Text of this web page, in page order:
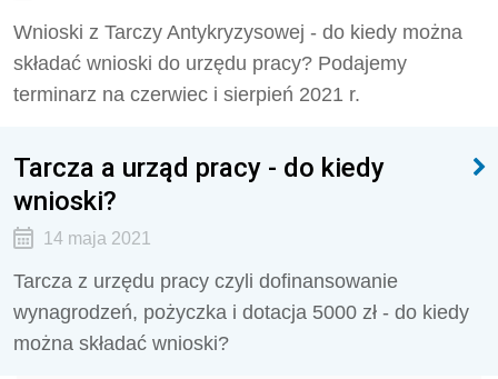
Wnioski z Tarczy Antykryzysowej - do kiedy można
składać wnioski do urzędu pracy? Podajemy
terminarz na czerwiec i sierpień 2021 r.
Tarcza a urząd pracy - do kiedy
wnioski?
14 maja 2021
Tarcza z urzędu pracy czyli dofinansowanie
wynagrodzeń, pożyczka i dotacja 5000 zł - do kiedy
można składać wnioski?